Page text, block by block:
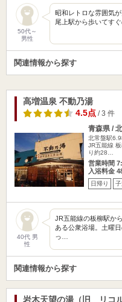
50代～
男性
昭和レトロな雰囲気
尾上駅から歩いてす
関連情報から探す
高増温泉 不動乃湯
4.5点/ 3 件
青森県 /
北常盤駅
JR五能線
り約28…
営業時間
入浴料金
日帰り
40代 男
性
JR五能線の板柳駅か
ある公衆浴場。土曜
っ…
関連情報から探す
岩木天望の湯（旧 リコル